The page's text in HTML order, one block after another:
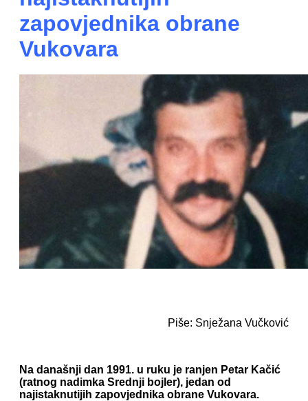
zapovjednika obrane
Vukovara
Piše: Snježana Vučković
Na današnji dan 1991. u ruku je ranjen Petar Kačić
(ratnog nadimka Srednji bojler), jedan od
najistaknutijih zapovjednika obrane Vukovara.